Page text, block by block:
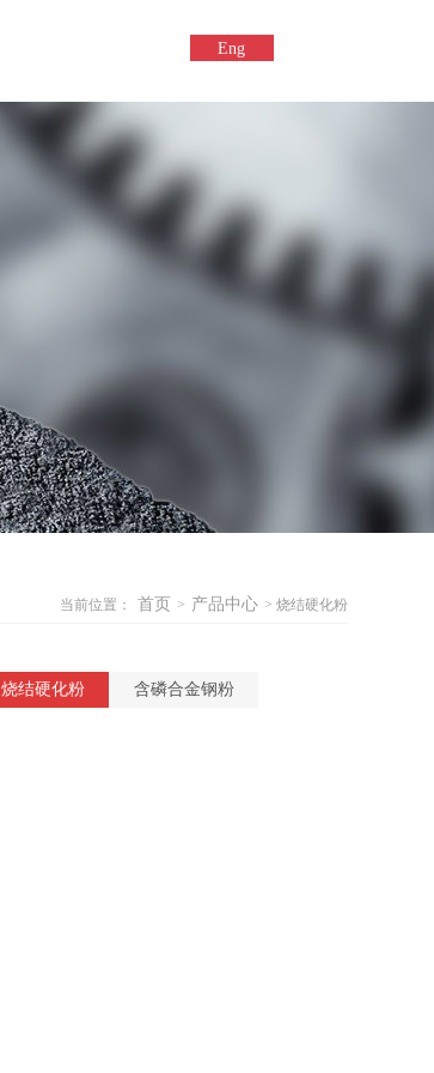
Eng
当前位置： 首页 > 产品中心 > 烧结硬化粉
烧结硬化粉 含磷合金钢粉